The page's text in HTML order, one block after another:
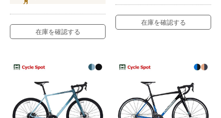
在庫を確認する
在庫を確認する